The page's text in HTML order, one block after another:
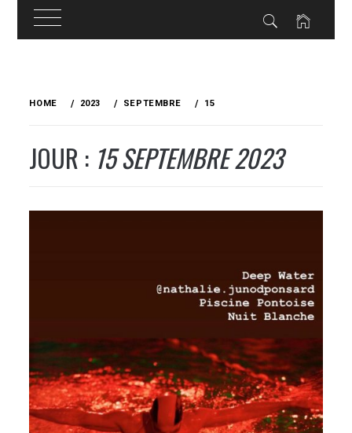
HOME 2023 SEPTEMBRE 15
JOUR : 15 SEPTEMBRE 2023